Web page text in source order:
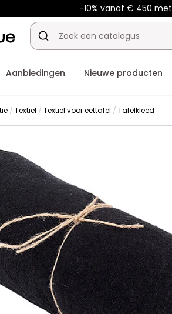
-10% vanaf € 450 met
Aanbiedingen Nieuwe producten
Textiel Textiel voor eettafel Tafelkleed